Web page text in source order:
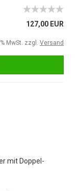
127,00 EUR
MwSt. zzgl. Versand
mit Doppel-